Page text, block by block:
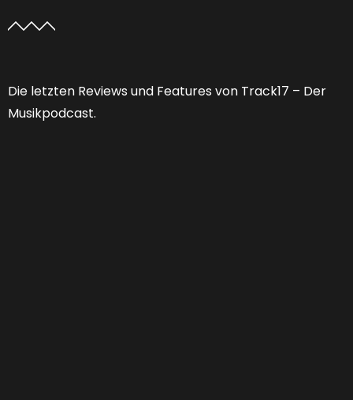
Die letzten Reviews und Features von Track17 – Der
Musikpodcast.